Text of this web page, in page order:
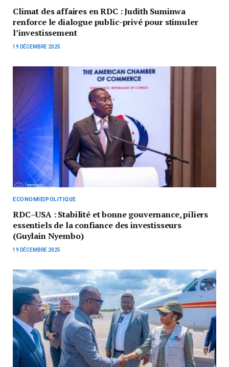
Climat des affaires en RDC : Judith Suminwa
renforce le dialogue public-privé pour stimuler
l’investissement
19 DÉCEMBRE 2025
ECONOMIE|POLITIQUE
RDC–USA : Stabilité et bonne gouvernance, piliers
essentiels de la confiance des investisseurs
(Guylain Nyembo)
19 DÉCEMBRE 2025